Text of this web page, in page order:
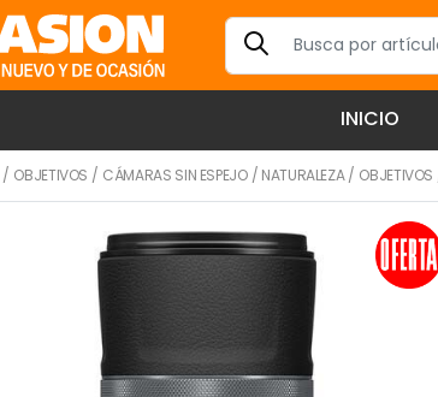
INICIO
/ OBJETIVOS / CÁMARAS SIN ESPEJO / NATURALEZA/ OBJETIVOS